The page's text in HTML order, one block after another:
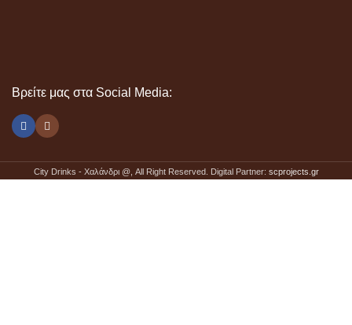
Βρείτε μας στα Social Media:
City Drinks - Χαλάνδρι @, All Right Reserved. Digital Partner: scprojects.gr